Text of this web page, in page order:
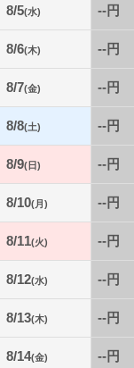
8/5(水) --円
8/6(木) --円
8/7(金) --円
8/8(土) --円
8/9(日) --円
8/10(月) --円
8/11(火) --円
8/12(水) --円
8/13(木) --円
8/14(金) --円